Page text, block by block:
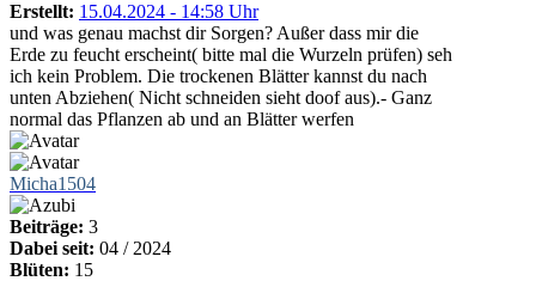
Erstellt: 15.04.2024 - 14:58 Uhr
und was genau machst dir Sorgen? Außer dass mir die
Erde zu feucht erscheint( bitte mal die Wurzeln prüfen) seh
ich kein Problem. Die trockenen Blätter kannst du nach
unten Abziehen( Nicht schneiden sieht doof aus).- Ganz
normal das Pflanzen ab und an Blätter werfen
Micha1504
Beiträge: 3
Dabei seit: 04 / 2024
Blüten: 15